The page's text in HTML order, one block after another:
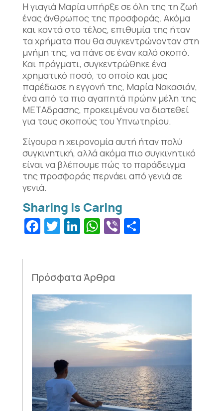
Η γιαγιά Μαρία υπήρξε σε όλη της τη ζωή
ένας άνθρωπος της προσφοράς. Ακόμα
και κοντά στο τέλος, επιθυμία της ήταν
τα χρήματα που θα συγκεντρώνονταν στη
μνήμη της, να πάνε σε έναν καλό σκοπό.
Και πράγματι, συγκεντρώθηκε ένα
χρηματικό ποσό, το οποίο και μας
παρέδωσε η εγγονή της, Μαρία Νακασιάν,
ένα από τα πιο αγαπητά πρώην μέλη της
ΜΕΤΑδρασης, προκειμένου να διατεθεί
για τους σκοπούς του Υπνωτηρίου.
Σίγουρα η χειρονομία αυτή ήταν πολύ
συγκινητική, αλλά ακόμα πιο συγκινητικό
είναι να βλέπουμε πώς το παράδειγμα
της προσφοράς περνάει από γενιά σε
γενιά.
Facebook
Twitter
LinkedIn
WhatsApp
Viber
Πρόσφατα Άρθρα